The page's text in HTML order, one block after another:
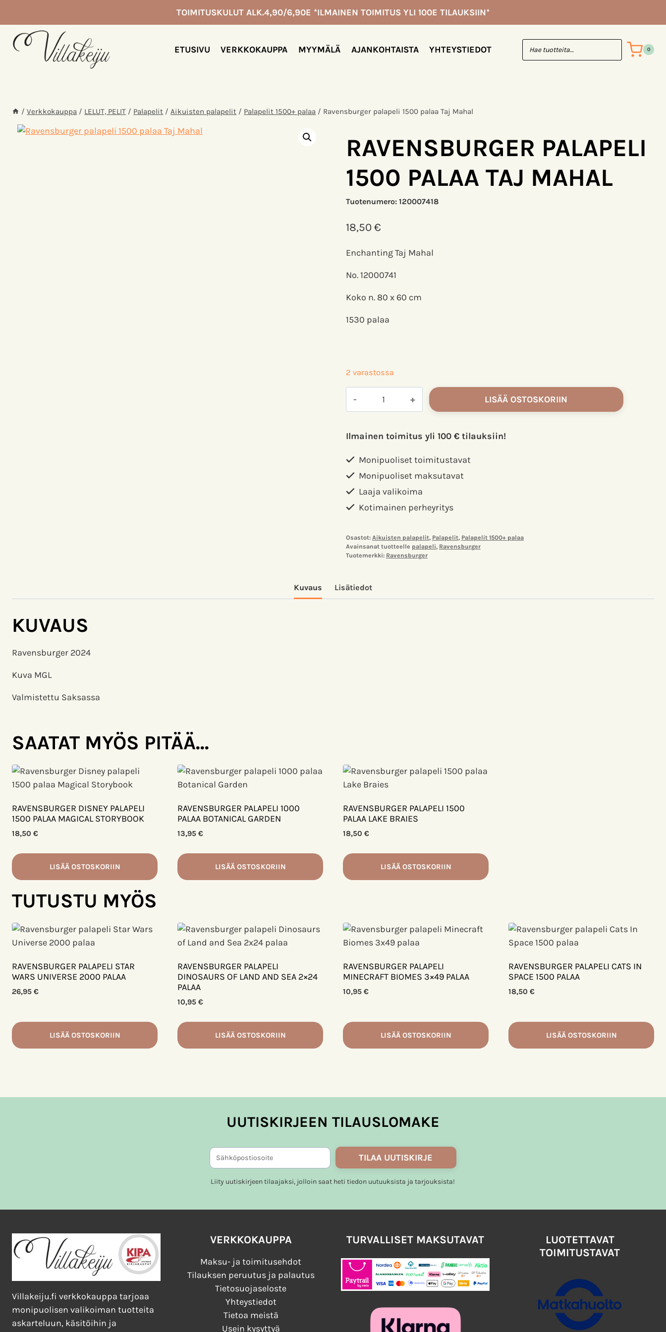
TOIMITUSKULUT ALK.4,90/6,90E *ILMAINEN TOIMITUS YLI 100E TILAUKSIIN*
ETUSIVU VERKKOKAUPPA MYYMÄLÄ AJANKOHTAISTA YHTEYSTIEDOT 0
/ Verkkokauppa / LELUT, PELIT / Palapelit / Aikuisten palapelit / Palapelit 1500+ palaa / Ravensburger palapeli 1500 palaa Taj Mahal
RAVENSBURGER PALAPELI
1500 PALAA TAJ MAHAL
Tuotenumero: 120007418
18,50€
Enchanting Taj Mahal
No. 12000741
Koko n. 80 x 60 cm
1530 palaa
2 varastossa
palaa
Mahal
määrä
LISÄÄ OSTOSKORIIN
Ilmainen toimitus yli 100 € tilauksiin!
Monipuoliset toimitustavat
Monipuoliset maksutavat
Laaja valikoima
Kotimainen perheyritys
Osastot: Aikuisten palapelit, Palapelit, Palapelit 1500+ palaa
Avainsanat tuotteelle palapeli, Ravensburger
Tuotemerkki: Ravensburger
Kuvaus Lisätiedot
KUVAUS
Ravensburger 2024
Kuva MGL
Valmistettu Saksassa
SAATAT MYÖS PITÄÄ...
RAVENSBURGER DISNEY PALAPELI
1500 PALAA MAGICAL STORYBOOK
18,50 €
LISÄÄ OSTOSKORIIN
RAVENSBURGER PALAPELI 1000
PALAA BOTANICAL GARDEN
13,95 €
LISÄÄ OSTOSKORIIN
RAVENSBURGER PALAPELI 1500
PALAA LAKE BRAIES
18,50 €
LISÄÄ OSTOSKORIIN
TUTUSTU MYÖS
RAVENSBURGER PALAPELI STAR
WARS UNIVERSE 2000 PALAA
26,95 €
LISÄÄ OSTOSKORIIN
RAVENSBURGER PALAPELI
DINOSAURS OF LAND AND SEA 2×24
PALAA
10,95 €
LISÄÄ OSTOSKORIIN
RAVENSBURGER PALAPELI
MINECRAFT BIOMES 3×49 PALAA
10,95 €
LISÄÄ OSTOSKORIIN
RAVENSBURGER PALAPELI CATS IN
SPACE 1500 PALAA
18,50 €
LISÄÄ OSTOSKORIIN
UUTISKIRJEEN TILAUSLOMAKE
TILAA UUTISKIRJE
Liity uutiskirjeen tilaajaksi, jolloin saat heti tiedon uutuuksista ja tarjouksista!
Villakeiju.fi verkkokauppa tarjoaa
monipuolisen valikoiman tuotteita
askarteluun, käsitöihin ja
VERKKOKAUPPA
Maksu- ja toimitusehdot
Tilauksen peruutus ja palautus
Tietosuojaseloste
Yhteystiedot
Tietoa meistä
Usein kysyttyä
TURVALLISET MAKSUTAVAT
LUOTETTAVAT
TOIMITUSTAVAT
Taj
Mahal
määrä